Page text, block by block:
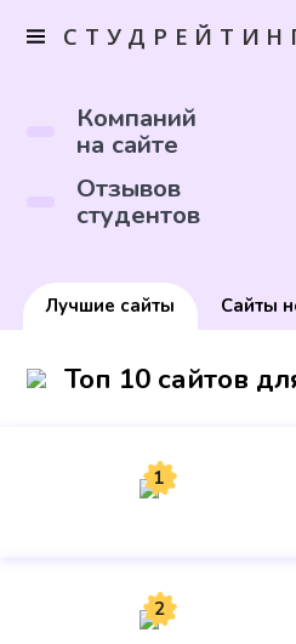
Компаний
на сайте
Отзывов
студентов
Лучшие сайты Сайты
Топ 10 сайтов
1
2